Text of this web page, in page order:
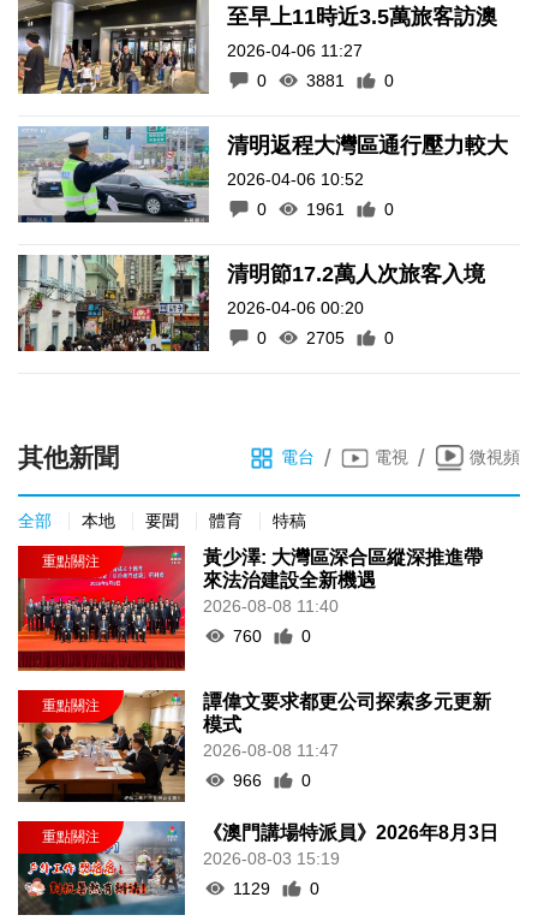
至早上11時近3.5萬旅客訪澳
2026-04-06 11:27
0
3881 0
清明返程大灣區通行壓力較大
2026-04-06 10:52
0
1961 0
清明節17.2萬人次旅客入境
2026-04-06 00:20
0
2705 0
其他新聞 電台 / 電視 / 微視頻
全部 本地 要聞 體育 特稿
黃少澤: 大灣區深合區縱深推進帶
來法治建設全新機遇
2026-08-08 11:40
760
0
譚偉文要求都更公司探索多元更新
模式
2026-08-08 11:47
966
0
《澳門講場特派員》2026年8月3日
2026-08-03 15:19
1129
0